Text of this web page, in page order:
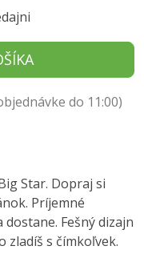
do 11:00)
Star. Dopraj si
Príjemné
Fešný dizajn
zladíš s čímkoľvek.